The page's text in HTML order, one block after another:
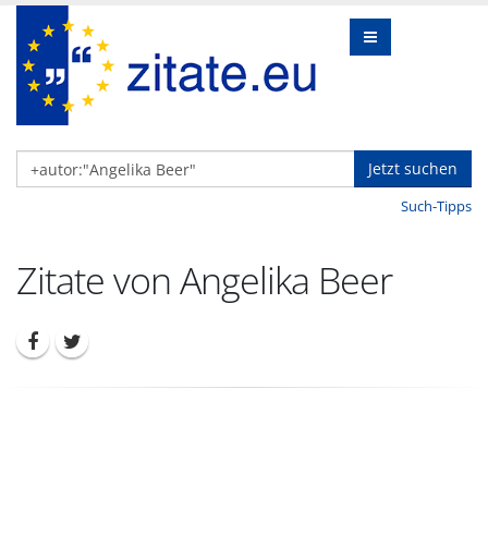
Jetzt suchen
Such-Tipps
Zitate von Angelika Beer